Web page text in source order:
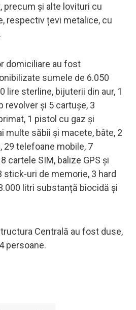
precum și alte lovituri cu
respectiv țevi metalice, cu
domiciliare au fost
sumele de 6.050
lire sterline, bijuterii din aur, 1
revolver și 5 cartușe, 3
1 pistol cu gaz și
multe săbii și macete, bâte, 2
29 telefoane mobile, 7
cartele SIM, balize GPS și
stick-uri de memorie, 3 hard
litri substanță biocidă și
Centrală au fost duse,
persoane.